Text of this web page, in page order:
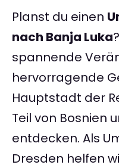
Planst du einen
nach Banja Luka
spannende
hervorragende
Hauptstadt der
Teil von Bosnien
entdecken. Als
Dresden helfen